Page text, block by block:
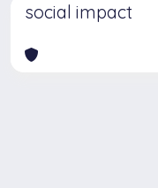
social impact